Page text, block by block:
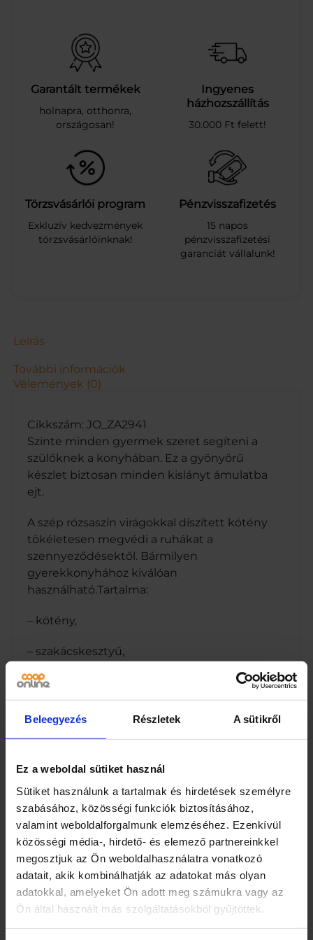
Beleegyezés Részletek A sütikről
Ez a weboldal sütiket használ
Sütiket használunk a tartalmak és hirdetések személyre
szabásához, közösségi funkciók biztosításához,
valamint weboldalforgalmunk elemzéséhez. Ezenkívül
közösségi média-, hirdető- és elemező partnereinkkel
megosztjuk az Ön weboldalhasználatra vonatkozó
adatait, akik kombinálhatják az adatokat más olyan
adatokkal, amelyeket Ön adott meg számukra vagy az
Ön által használt más szolgáltatásokból gyűjtöttek.
z
a
k
á
s
k
s
z
l
e
t
k
ö
s
k
i
g
é
z
í
k
l
m
e
s
Garantált termékek
holnapra, otthonra,
országosan!
Ingyenes
házhozszállítás
30.000 Ft felett!
Törzsvásárlói program
Exkluzív kedvezmények
törzsvásárlóinknak!
Pénzvisszafizetés
15 napos
pénzvisszafizetési
garanciát vállalunk!
Leírás
További információk
Vélemények (0)
Cikkszám: JO_ZA2941
Szinte minden gyermek szeret segíteni a
szülőknek a konyhában. Ez a gyönyörű
készlet biztosan minden kislányt ámulatba
ejt.
A szép rózsaszín virágokkal díszített kötény
tökéletesen megvédi a ruhákat a
szennyeződésektől. Bármilyen
gyerekkonyhához kiválóan
használható.Tartalma:
– kötény,
– szakácskesztyű,
– fa sodrófa,
– fakanál,
– sapka,
– fém habverőméretek:
– kötény kb. 52cm x 41cm,
– kesztyű kb. 17 cm x 11 cm,
– sapka kerülete kb. 46-54 cm,
– nyújtófa kb. 20 cm